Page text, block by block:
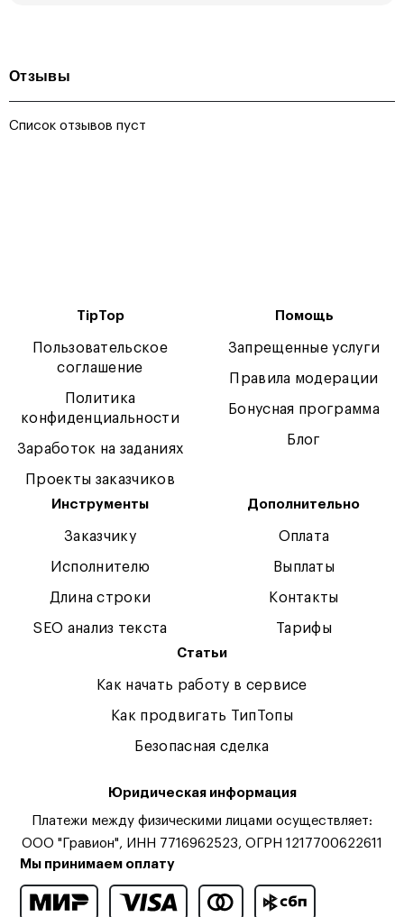
Отзывы
Список отзывов пуст
TipTop
Пользовательское
соглашение
Политика
конфиденциальности
Заработок на заданиях
Проекты заказчиков
Помощь
Запрещенные услуги
Правила модерации
Бонусная программа
Блог
Инструменты
Заказчику
Исполнителю
Длина строки
SEO анализ текста
Дополнительно
Оплата
Выплаты
Контакты
Тарифы
Статьи
Как начать работу в сервисе
Как продвигать ТипТопы
Безопасная сделка
Юридическая информация
Платежи между физическими лицами осуществляет:
ООО "Гравион", ИНН 7716962523, ОГРН 1217700622611
Мы принимаем оплату